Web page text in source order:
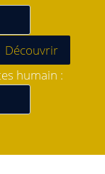
humain :